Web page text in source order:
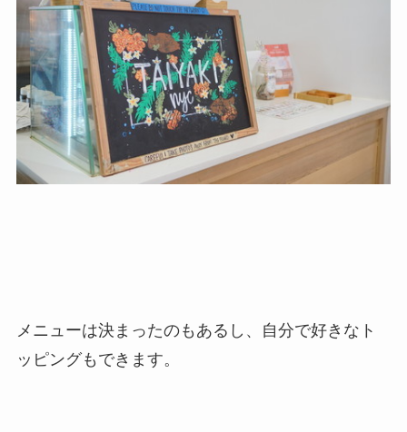
メニューは決まったのもあるし、自分で好きなト
ッピングもできます。